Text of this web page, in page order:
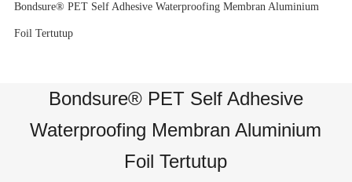
Bondsure® PET Self Adhesive Waterproofing Membran Aluminium
Foil Tertutup
Bondsure® PET Self Adhesive
Waterproofing Membran Aluminium
Foil Tertutup